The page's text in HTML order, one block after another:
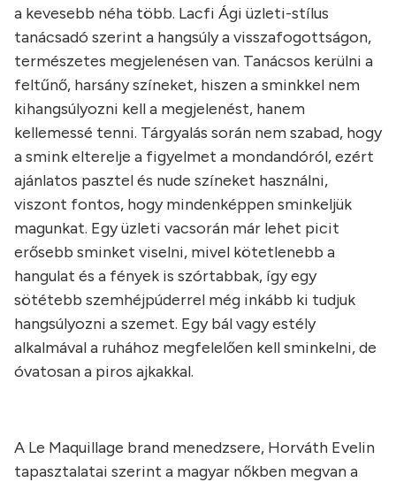
a kevesebb néha több. Lacfi Ági üzleti-stílus
tanácsadó szerint a hangsúly a visszafogottságon,
természetes megjelenésen van. Tanácsos kerülni a
feltűnő, harsány színeket, hiszen a sminkkel nem
kihangsúlyozni kell a megjelenést, hanem
kellemessé tenni. Tárgyalás során nem szabad, hogy
a smink elterelje a figyelmet a mondandóról, ezért
ajánlatos pasztel és nude színeket használni,
viszont fontos, hogy mindenképpen sminkeljük
magunkat. Egy üzleti vacsorán már lehet picit
erősebb sminket viselni, mivel kötetlenebb a
hangulat és a fények is szórtabbak, így egy
sötétebb szemhéjpúderrel még inkább ki tudjuk
hangsúlyozni a szemet. Egy bál vagy estély
alkalmával a ruhához megfelelően kell sminkelni, de
óvatosan a piros ajkakkal.
A Le Maquillage brand menedzsere, Horváth Evelin
tapasztalatai szerint a magyar nőkben megvan a